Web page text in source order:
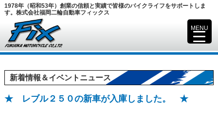
1978年（昭和53年）創業の信頼と実績で皆様のバイクライフをサポートしま
す。株式会社福岡二輪自動車フィックス
新着情報＆イベントニュース
★ レブル２５０の新車が入庫しました。 ★
MENU
▼